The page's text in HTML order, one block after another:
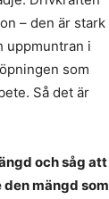
– den är stark
uppmuntran i
som
Så det är
och såg att
mängd som